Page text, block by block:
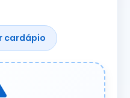
cardápio